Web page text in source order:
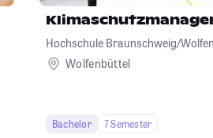
Hochschule Braunschweig/
Hochschule für angewandte
Wolfenbüttel
Bachelor
7 Semester